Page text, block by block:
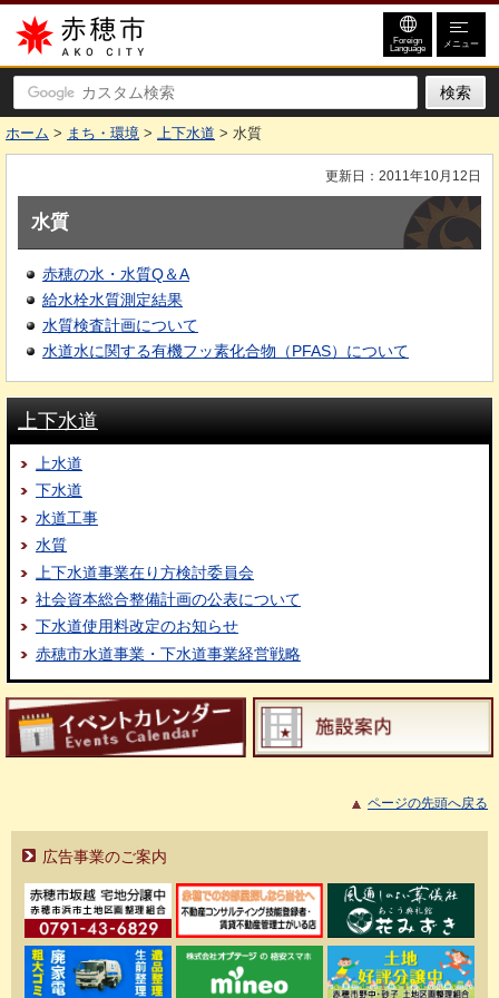
赤穂市
Foreign
Language メニュー
ホーム > まち・環境 > 上下水道 > 水質
更新日：2011年10月12日
水質
赤穂の水・水質Q＆A
給水栓水質測定結果
水質検査計画について
水道水に関する有機フッ素化合物（PFAS）について
上下水道
上水道
下水道
水道工事
水質
上下水道事業在り方検討委員会
社会資本総合整備計画の公表について
下水道使用料改定のお知らせ
赤穂市水道事業・下水道事業経営戦略
ページの先頭へ戻る
広告事業のご案内